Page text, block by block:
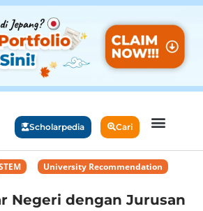
Scholarpedia Cari
University Recommendation
Negeri dengan Jurusan